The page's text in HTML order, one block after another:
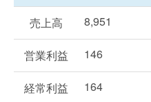
売上高 8,951
営業利益 146
経常利益 164